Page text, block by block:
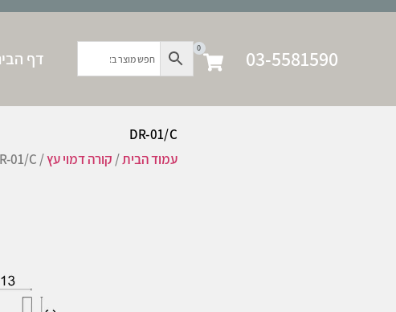
03-5581590
0
דף
DR-01/C
עמוד הבית/ קורה דמוי עץ/ DR-01/C